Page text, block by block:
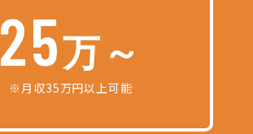
25万～
※月収35万円以上可能